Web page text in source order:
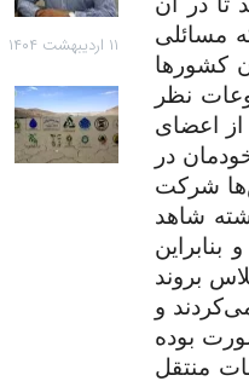
مسائلی
کشورها
نظر
از اعضای
در
شرکت
شاهد
بروند
و
بوده
منتقل
۱۱ اردیبهشت ۱۴۰۴